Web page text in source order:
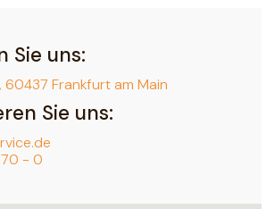
Sie uns:
60437 Frankfurt am Main
Sie uns:
- 0